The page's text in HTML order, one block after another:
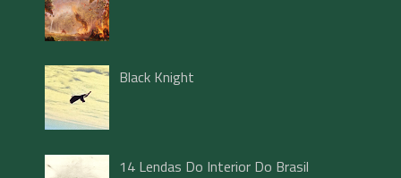
Black Knight
14 Lendas Do Interior Do Brasil